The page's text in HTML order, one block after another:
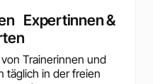
Expertinnen &
Trainerinnen und
täglich in der freien